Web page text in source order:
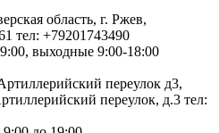
область, г. Ржев,
тел: +79201743490
выходные 9:00-18:00
переулок д3,
переулок, д.3 тел: